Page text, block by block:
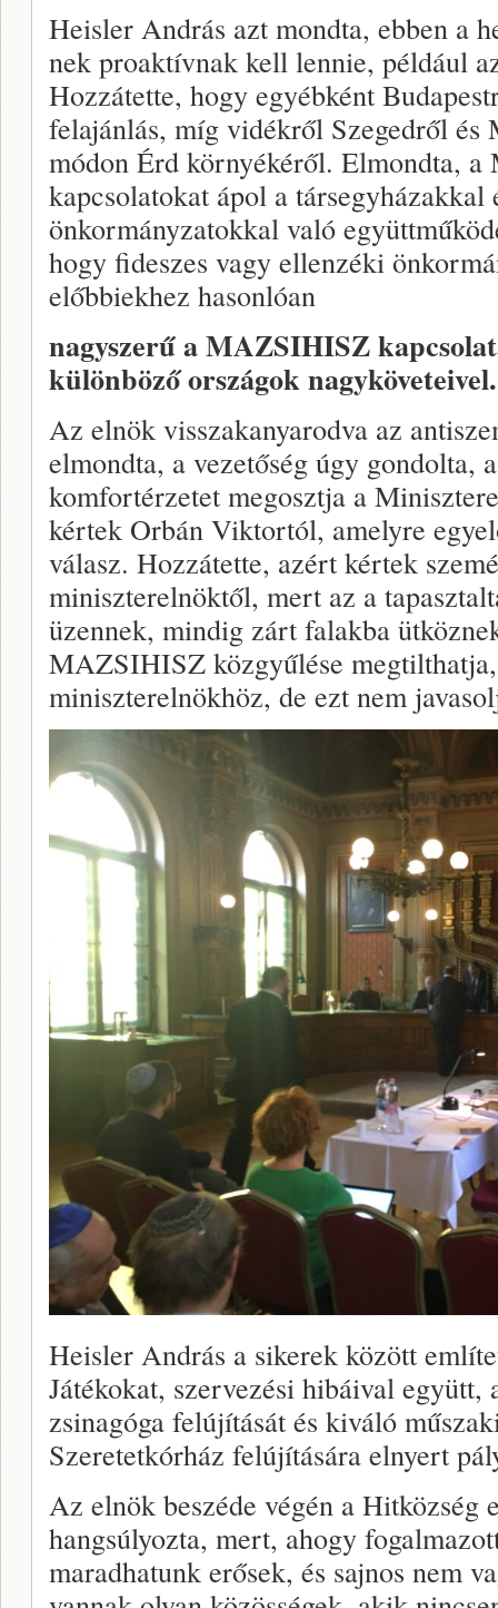
Heisler András azt mondta, ebben a
nek proaktívnak kell lennie, például
Hozzátette, hogy egyébként
felajánlás, míg vidékről Szegedről és
módon Érd környékéről. Elmondta,
kapcsolatokat ápol a társegyházakkal
önkormányzatokkal való
hogy fideszes vagy ellenzéki
előbbiekhez hasonlóan
nagyszerű a MAZSIHISZ
különböző országok nagyköveteivel.
Az elnök visszakanyarodva az
elmondta, a vezetőség úgy gondolta,
komfortérzetet megosztja a
kértek Orbán Viktortól, amelyre
válasz. Hozzátette, azért kértek
miniszterelnöktől, mert az a
üzennek, mindig zárt falakba
MAZSIHISZ közgyűlése
miniszterelnökhöz, de ezt nem
Heisler András a sikerek között
Játékokat, szervezési hibáival együtt,
zsinagóga felújítását és kiváló
Szeretetkórház felújítására elnyert
Az elnök beszéde végén a Hitközség
hangsúlyozta, mert, ahogy
maradhatunk erősek, és sajnos nem